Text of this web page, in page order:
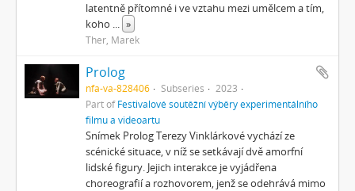
latentně přítomné i ve vztahu mezi umělcem a tím,
koho ... »
Ther, Marek
Prolog
nfa-va-828406 Subseries
2023
Part ofFestivalové soutěžní výběry experimentálního
filmu a videoartu
Snímek Prolog Terezy Vinklárkové vychází ze
scénické situace, v níž se setkávají dvě amorfní
lidské figury. Jejich interakce je vyjádřena
choreografií a rozhovorem, jenž se odehrává mimo